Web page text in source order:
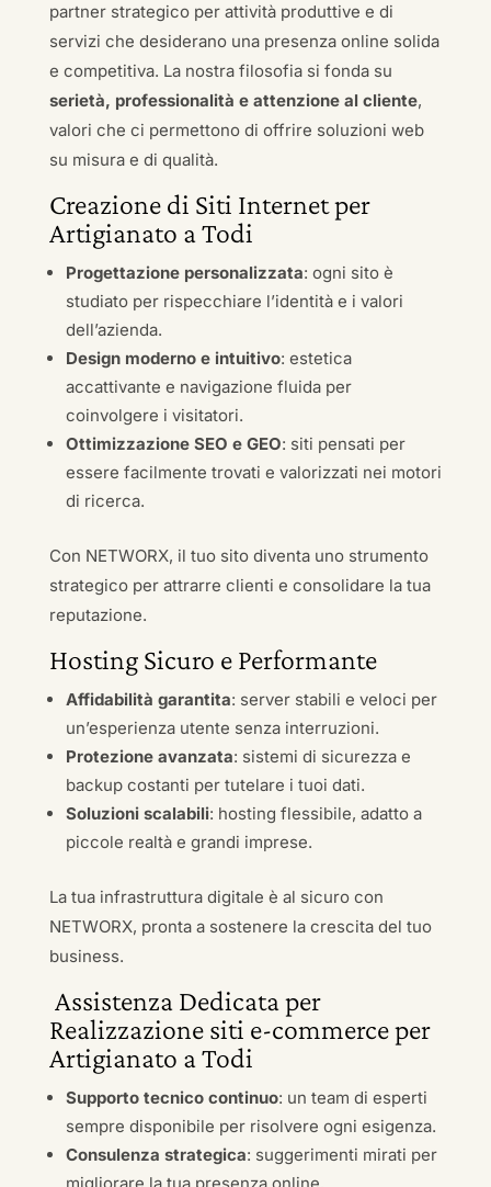
partner strategico per attività produttive e di
servizi che desiderano una presenza online solida
e competitiva. La nostra filosofia si fonda su
serietà, professionalità e attenzione al cliente,
valori che ci permettono di offrire soluzioni web
su misura e di qualità.
Creazione di Siti Internet per
Artigianato a Todi
Progettazione personalizzata: ogni sito è
studiato per rispecchiare l’identità e i valori
dell’azienda.
Design moderno e intuitivo: estetica
accattivante e navigazione fluida per
coinvolgere i visitatori.
Ottimizzazione SEO e GEO: siti pensati per
essere facilmente trovati e valorizzati nei motori
di ricerca.
Con NETWORX, il tuo sito diventa uno strumento
strategico per attrarre clienti e consolidare la tua
reputazione.
Hosting Sicuro e Performante
Affidabilità garantita: server stabili e veloci per
un’esperienza utente senza interruzioni.
Protezione avanzata: sistemi di sicurezza e
backup costanti per tutelare i tuoi dati.
Soluzioni scalabili: hosting flessibile, adatto a
piccole realtà e grandi imprese.
La tua infrastruttura digitale è al sicuro con
NETWORX, pronta a sostenere la crescita del tuo
business.
Assistenza Dedicata per
Realizzazione siti e-commerce per
Artigianato a Todi
Supporto tecnico continuo: un team di esperti
sempre disponibile per risolvere ogni esigenza.
Consulenza strategica: suggerimenti mirati per